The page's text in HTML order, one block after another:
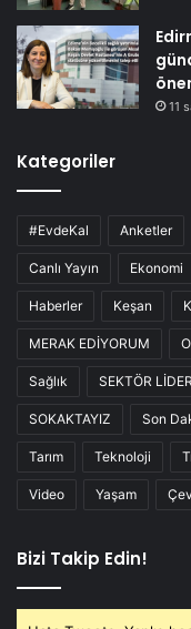
11
Kategoriler
#EvdeKal Anketler
Canlı Yayın Ekonomi
Haberler Keşan
MERAK EDİYORUM
Sağlık SEKTÖR
SOKAKTAYIZ Son
Tarım Teknoloji
Video Yaşam
Bizi Takip Edin!